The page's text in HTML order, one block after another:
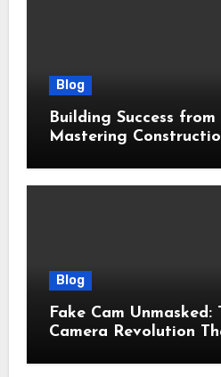
Blog
Building Success
Mastering
Blog
Fake Cam Unmasked:
Camera Revolution
Online